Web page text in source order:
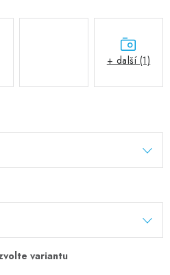
Výměna/vrácení zboží
Akce a slevy
+ další (1)